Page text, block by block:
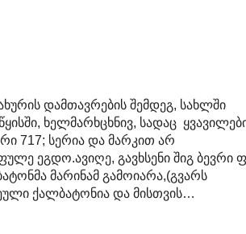
დამთავრების შემდეგ, სახლში
ხელმარხცხნივ, სადაც
717; სერია და მარკით არ
ეგდო.ავიღე, გავხსენი შიგ ბევრი
მარინამ გამოიარა,(გვარს
ქალბატონია და მისთვის…